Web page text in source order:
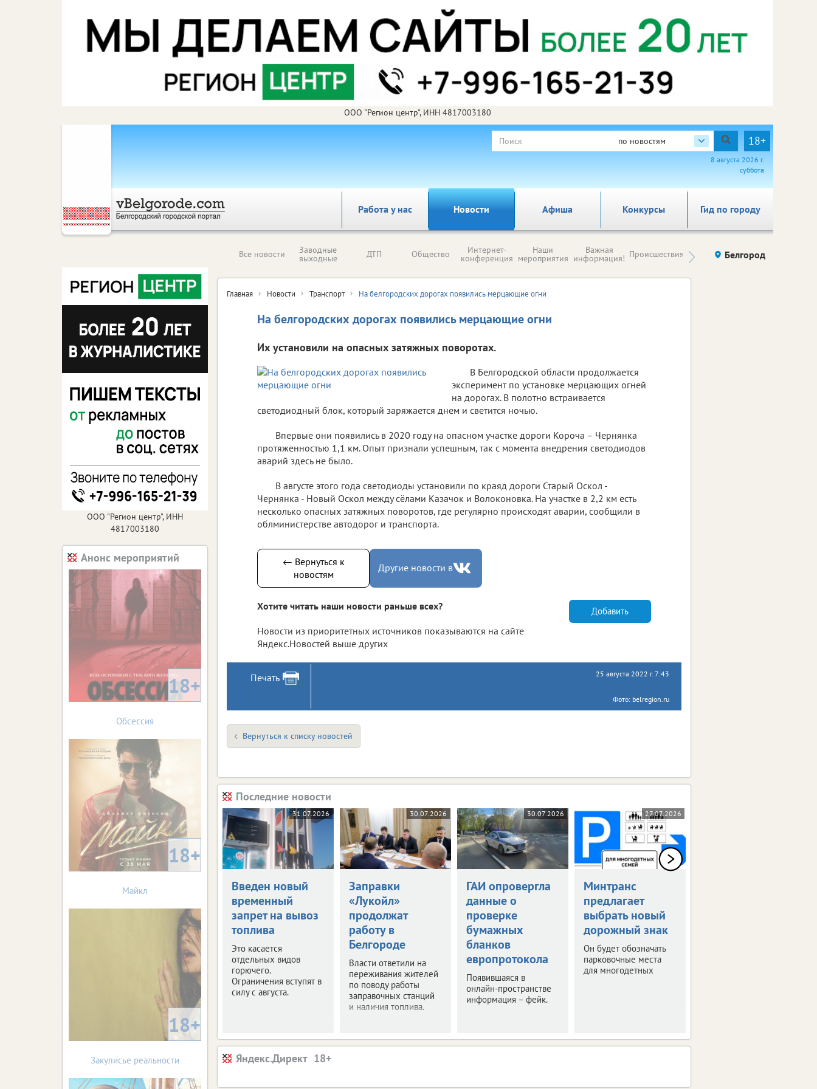
ООО "Регион центр", ИНН 4817003180
по новостям 18+
8 августа 2026 г.
суббота
Работа у нас Новости Афиша Гид по городу
Конкурсы
Все новости Заводные
выходные ДТП Общество Интернет-
конференция
Наши
мероприятия
Важная
информация! Происшествия Здоровье компаний (на
правах
Белгород
Главная Новости Транспорт На белгородских дорогах появились мерцающие огни
На белгородских дорогах появились мерцающие огни
Их установили на опасных затяжных поворотах.
В Белгородской области продолжается
эксперимент по установке мерцающих огней
на дорогах. В полотно встраивается
светодиодный блок, который заряжается днем и светится ночью.
Впервые они появились в 2020 году на опасном участке дороги Короча – Чернянка
протяженностью 1,1 км. Опыт признали успешным, так с момента внедрения светодиодов
аварий здесь не было.
В августе этого года светодиоды установили по краяд дороги Старый Оскол -
Чернянка - Новый Оскол между сёлами Казачок и Волоконовка. На участке в 2,2 км есть
несколько опасных затяжных поворотов, где регулярно происходят аварии, сообщили в
облминистерстве автодорог и транспорта.
← Вернуться к
новостям
Другие новости в
Хотите читать наши новости раньше всех?
Новости из приоритетных источников показываются на сайте
Яндекс.Новостей выше других
Добавить
Печать 25 августа 2022 г. 7:43
Фото: belregion.ru
Вернуться к списку новостей
Последние новости
31.07.2026
Введен новый
временный
запрет на вывоз
топлива
Это касается
отдельных видов
горючего.
Ограничения вступят в
силу с августа.
30.07.2026
Заправки
«Лукойл»
продолжат
работу в
Белгороде
Власти ответили на
переживания жителей
по поводу работы
заправочных станций
и наличия топлива.
30.07.2026
ГАИ опровергла
данные о
проверке
бумажных
бланков
европротокола
Появившаяся в
онлайн-пространстве
информация – фейк.
27.07.2026
Минтранс
предлагает
выбрать новый
дорожный знак
Он будет обозначать
парковочные места
для многодетных
Яндекс.Директ
ООО "Регион центр", ИНН
4817003180
Анонс мероприятий
18+
Обсессия
18+
Майкл
18+
Закулисье реальности